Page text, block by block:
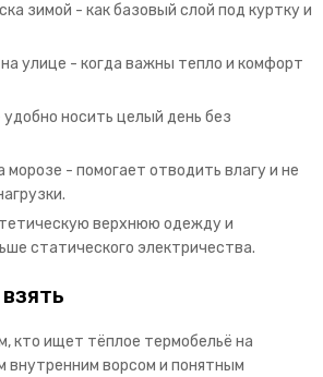
зимой - как базовый слой под куртку и
улице - когда важны тепло и комфорт
удобно носить целый день без
морозе - помогает отводить влагу и не
верхнюю одежду и
статического электричества.
кто ищет тёплое термобельё на
внутренним ворсом и понятным